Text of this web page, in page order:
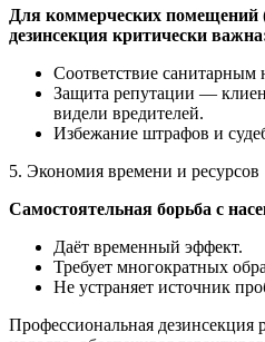
Для коммерческих
дезинсекция критически
Соответствие санитарным
Защита репутации —
видели вредителей.
Избежание штрафов и
5. Экономия времени и ресурсов
Самостоятельная борьба с
Даёт временный эффект.
Требует многократных
Не устраняет источник
Профессиональная дезинсекция